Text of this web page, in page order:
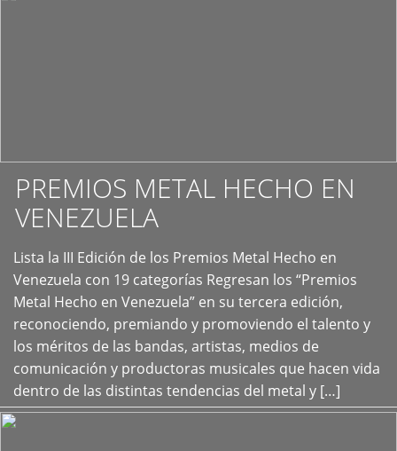
PREMIOS METAL HECHO EN
VENEZUELA
Lista la III Edición de los Premios Metal Hecho en
Venezuela con 19 categorías Regresan los “Premios
Metal Hecho en Venezuela” en su tercera edición,
reconociendo, premiando y promoviendo el talento y
los méritos de las bandas, artistas, medios de
comunicación y productoras musicales que hacen vida
dentro de las distintas tendencias del metal y […]
+